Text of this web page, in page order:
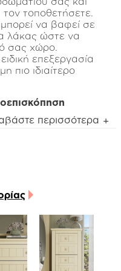
LINE
τοποθετήσετε.
να βαφεί σε
λάκας ώστε να
σας χώρο.
επεξεργασία
πιο ιδιαίτερο
για την
οικολογικά και
τον με τις
και
να δείτε
καθώς και τα
περισσότερα